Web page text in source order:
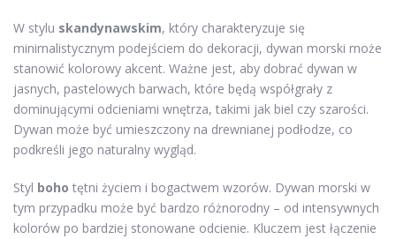
W stylu skandynawskim, który charakteryzuje się
minimalistycznym podejściem do dekoracji, dywan morski może
stanowić kolorowy akcent. Ważne jest, aby dobrać dywan w
jasnych, pastelowych barwach, które będą współgrały z
dominującymi odcieniami wnętrza, takimi jak biel czy szarości.
Dywan może być umieszczony na drewnianej podłodze, co
podkreśli jego naturalny wygląd.
Styl boho tętni życiem i bogactwem wzorów. Dywan morski w
tym przypadku może być bardzo różnorodny – od intensywnych
kolorów po bardziej stonowane odcienie. Kluczem jest łączenie